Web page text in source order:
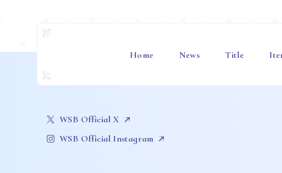
Home News Title
WSB Official X
WSB Official Instagram